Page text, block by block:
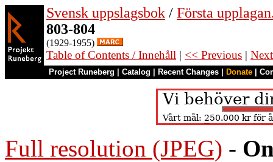
Svensk uppslagsbok / Första
803-804
(1929-1955)
Table of Contents / Innehåll | << Previous |
Project Runeberg Catalog Recent Changes Donate
Full resolution (JPEG) -